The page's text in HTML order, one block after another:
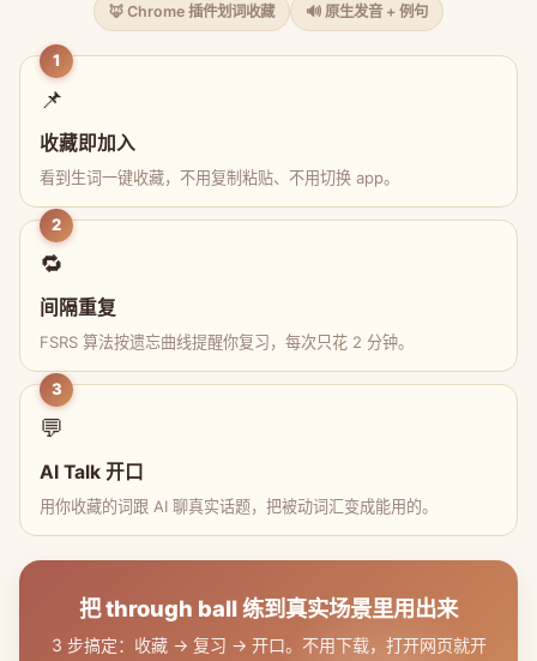
🦊 Chrome 插件划词收藏 🔊 原生发音 + 例句
1
📌
收藏即加入
看到生词一键收藏，不用复制粘贴、不用切换 app。
2
🔁
间隔重复
FSRS 算法按遗忘曲线提醒你复习，每次只花 2 分钟。
3
💬
AI Talk 开口
用你收藏的词跟 AI 聊真实话题，把被动词汇变成能用的。
把 through ball 练到真实场景里用出来
3 步搞定：收藏 → 复习 → 开口。不用下载，打开网页就开